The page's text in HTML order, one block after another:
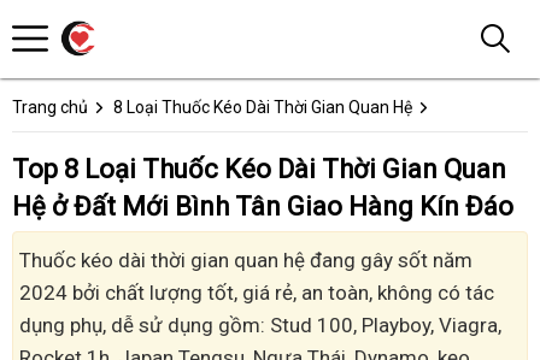
Trang chủ 8 Loại Thuốc Kéo Dài Thời Gian Quan Hệ
Top 8 Loại Thuốc Kéo Dài Thời Gian Quan
Hệ ở Đất Mới Bình Tân Giao Hàng Kín Đáo
Thuốc kéo dài thời gian quan hệ đang gây sốt năm
2024 bởi chất lượng tốt, giá rẻ, an toàn, không có tác
dụng phụ, dễ sử dụng gồm: Stud 100, Playboy, Viagra,